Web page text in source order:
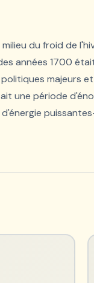
du froid de
années 1700
majeurs
une période